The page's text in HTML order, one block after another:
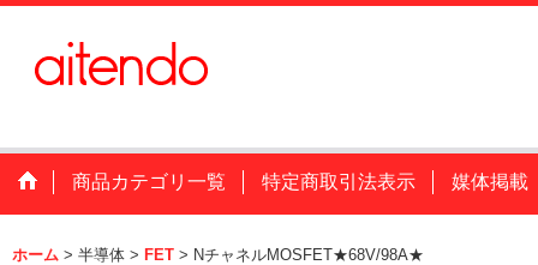
商品カテゴリ一覧 特定商取引法表示 媒体掲載
ホーム > 半導体 > FET > NチャネルMOSFET★68V/98A★